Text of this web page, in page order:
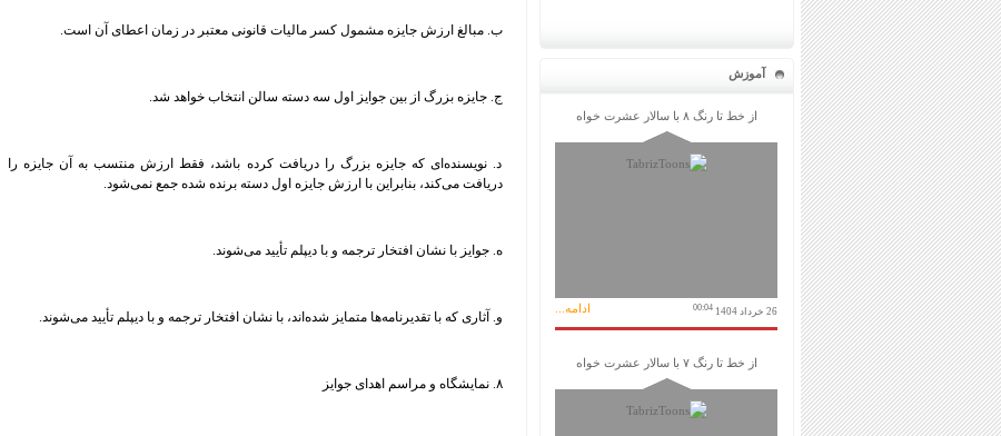
آموزش
از خط تا رنگ ۸ با سالار عشرت خواه
26 خرداد 1404 00:04 ادامه...
از خط تا رنگ ۷ با سالار عشرت خواه
ب. مبالغ ارزش جایزه مشمول کسر مالیات قانونی معتبر در زمان اعطای آن است.
ج. جایزه بزرگ از بین جوایز اول سه دسته سالن انتخاب خواهد شد.
د. نویسنده‌ای که جایزه بزرگ را دریافت کرده باشد، فقط ارزش منتسب به آن جایزه را
دریافت می‌کند، بنابراین با ارزش جایزه اول دسته برنده شده جمع نمی‌شود.
ه. جوایز با نشان افتخار ترجمه و با دیپلم تأیید می‌شوند.
و. آثاری که با تقدیرنامه‌ها متمایز شده‌اند، با نشان افتخار ترجمه و با دیپلم تأیید می‌شوند.
۸. نمایشگاه و مراسم اهدای جوایز